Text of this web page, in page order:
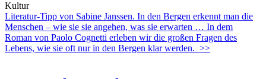
Kultur
Literatur-Tipp von Sabine Janssen. In den Bergen erkennt man die
Menschen – wie sie sie angehen, was sie erwarten … In dem
Roman von Paolo Cognetti erleben wir die großen Fragen des
Lebens, wie sie oft nur in den Bergen klar werden. >>